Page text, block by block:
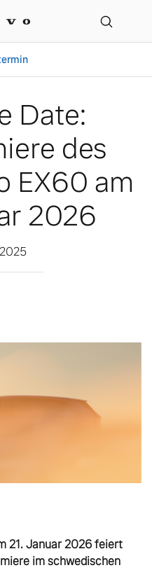
Date:
des
EX60 am
2026
21. Januar 2026 feiert
im schwedischen